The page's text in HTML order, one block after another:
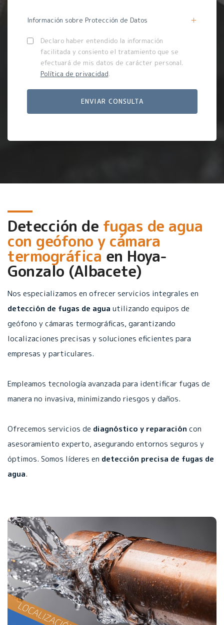
Información sobre Protección de Datos
Declaro haber entendido la información
facilitada y consiento el tratamiento que se
efectuará de mis datos de carácter personal.
Política de privacidad.
Detección de fugas de agua
con geófono y cámara
termográficaen Hoya-
Gonzalo (Albacete)
Nos especializamos en ofrecer servicios integrales en
detección de fugas de agua utilizando equipos de
geófono y cámaras termográficas, garantizando
localizaciones precisas y soluciones eficientes para
empresas y particulares.
Empleamos tecnología avanzada para identificar fugas de
manera no invasiva, minimizando riesgos y daños.
Ofrecemos servicios de diagnóstico y reparación con
asesoramiento experto, asegurando entornos seguros y
óptimos. Somos líderes en detección precisa de fugas de
agua.